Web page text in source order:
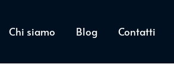
Chi siamo Blog Contatti